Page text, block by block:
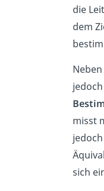
die
dem
misst
sich